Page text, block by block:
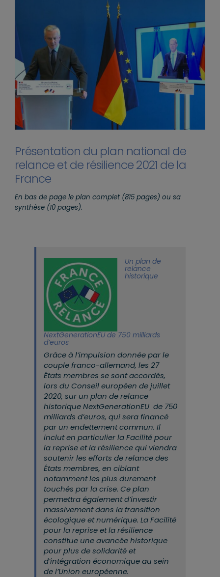
Présentation du plan national de
relance et de résilience 2021 de la
France
En bas de page le plan complet (815 pages) ou sa
synthèse (10 pages).
Un plan de
relance
historique
NextGenerationEU de 750 milliards
d’euros
Grâce à l’impulsion donnée par le
couple franco-allemand, les 27
États membres se sont accordés,
lors du Conseil européen de juillet
2020, sur un plan de relance
historique NextGenerationEU de 750
milliards d’euros, qui sera financé
par un endettement commun. Il
inclut en particulier la Facilité pour
la reprise et la résilience qui viendra
soutenir les efforts de relance des
États membres, en ciblant
notamment les plus durement
touchés par la crise. Ce plan
permettra également d’investir
massivement dans la transition
écologique et numérique. La Facilité
pour la reprise et la résilience
constitue une avancée historique
pour plus de solidarité et
d’intégration économique au sein
de l’Union européenne.